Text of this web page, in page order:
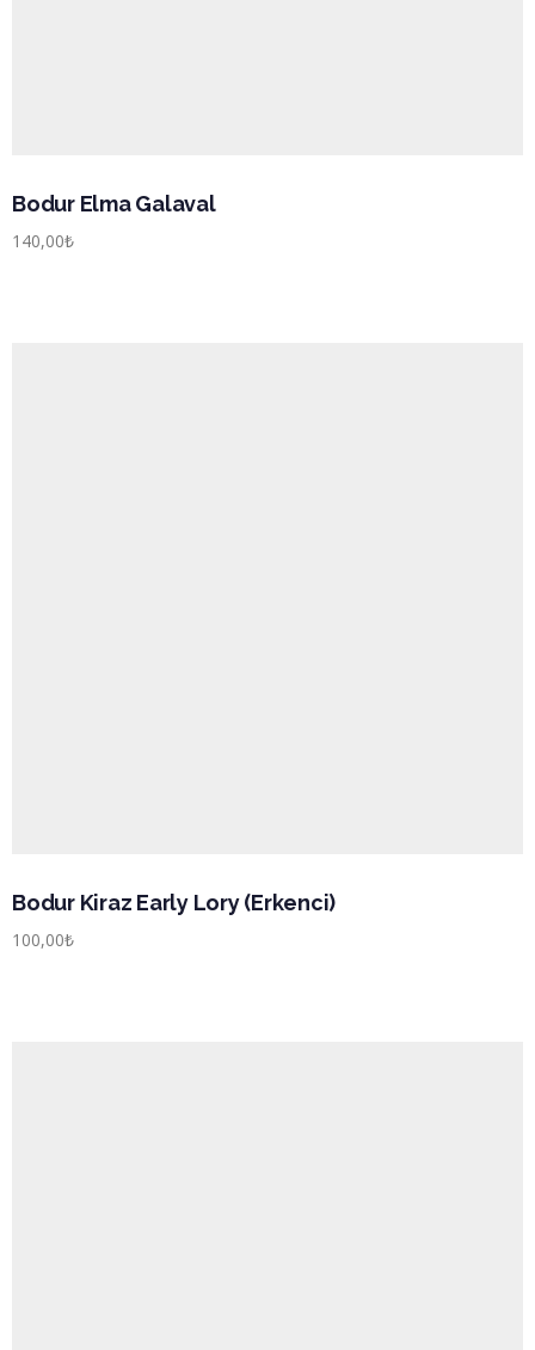
Bodur Elma Galaval
140,00₺
Bodur Kiraz Early Lory (Erkenci)
100,00₺